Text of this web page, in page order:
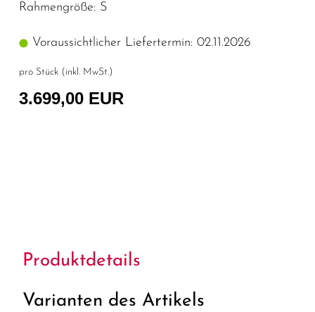
Rahmengröße: S
Voraussichtlicher Liefertermin: 02.11.2026
pro Stück (inkl. MwSt.)
3.699,00 EUR
Produktdetails
Varianten des Artikels